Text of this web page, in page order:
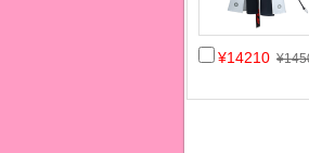
¥14210